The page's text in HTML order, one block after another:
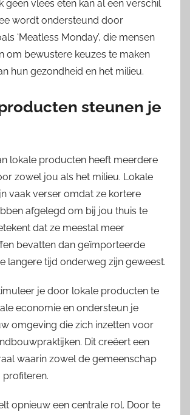
geen vlees eten kan al een verschil
wordt ondersteund door
‘Meatless Monday’, die mensen
om bewustere keuzes te maken
hun gezondheid en het milieu.
steunen je
lokale producten heeft meerdere
zowel jou als het milieu. Lokale
vaak verser omdat ze kortere
afgelegd om bij jou thuis te
dat ze meestal meer
bevatten dan geïmporteerde
langere tijd onderweg zijn geweest.
je door lokale producten te
economie en ondersteun je
omgeving die zich inzetten voor
Dit creëert een
waarin zowel de gemeenschap
profiteren.
opnieuw een centrale rol. Door te